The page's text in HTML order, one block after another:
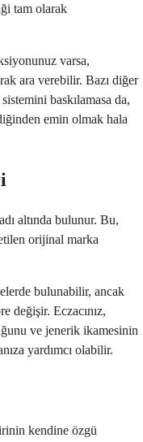
tam olarak
varsa,
ara verebilir. Bazı diğer
baskılamasa da,
emin olmak hala
altında bulunur. Bu,
orijinal marka
bulunabilir, ancak
değişir. Eczacınız,
ve jenerik ikamesinin
yardımcı olabilir.
kendine özgü